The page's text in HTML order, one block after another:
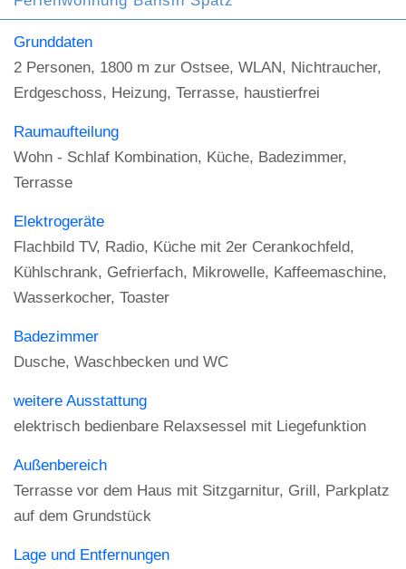
Grunddaten
2 Personen, 1800 m zur Ostsee, WLAN, Nichtraucher,
Erdgeschoss, Heizung, Terrasse, haustierfrei
Raumaufteilung
Wohn - Schlaf Kombination, Küche, Badezimmer,
Terrasse
Elektrogeräte
Flachbild TV, Radio, Küche mit 2er Cerankochfeld,
Kühlschrank, Gefrierfach, Mikrowelle, Kaffeemaschine,
Wasserkocher, Toaster
Badezimmer
Dusche, Waschbecken und WC
weitere Ausstattung
elektrisch bedienbare Relaxsessel mit Liegefunktion
Außenbereich
Terrasse vor dem Haus mit Sitzgarnitur, Grill, Parkplatz
auf dem Grundstück
Lage und Entfernungen